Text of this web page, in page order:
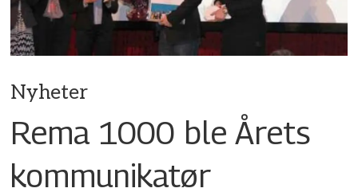
Nyheter
Rema 1000 ble Årets
kommunikatør